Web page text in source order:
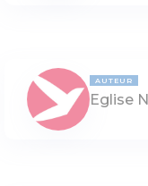
AUTEUR
Eglise